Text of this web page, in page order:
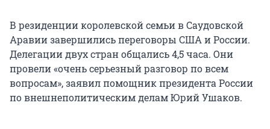
В резиденции королевской семьи в Саудовской
Аравии завершились переговоры США и России.
Делегации двух стран общались 4,5 часа. Они
провели «очень серьезный разговор по всем
вопросам», заявил помощник президента России
по внешнеполитическим делам Юрий Ушаков.